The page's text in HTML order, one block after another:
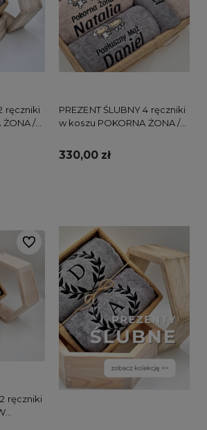
ręczniki
ŻONA /
PREZENT ŚLUBNY 4 ręczniki
w koszu POKORNA ŻONA /
330,00 zł
ręczniki
Do ulubionych